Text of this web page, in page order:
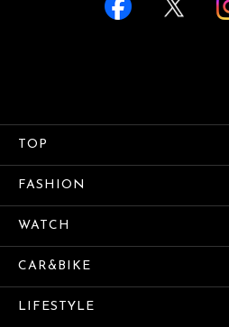
TOP
FASHION
WATCH
CAR&BIKE
LIFESTYLE